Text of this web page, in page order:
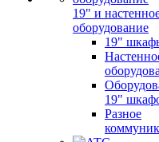
19" и
оборудование
19"
19"
Разное